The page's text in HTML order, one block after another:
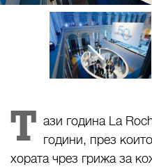
Т ази година La
години, през
хората чрез грижа за